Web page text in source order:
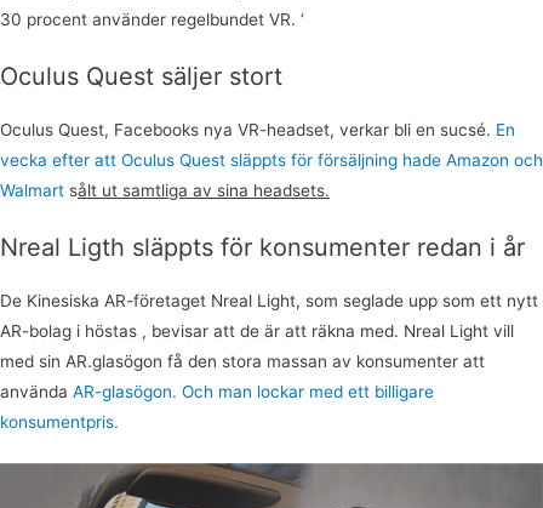
30 procent använder regelbundet VR. ‘
Oculus Quest säljer stort
Oculus Quest, Facebooks nya VR-headset, verkar bli en sucsé. En
vecka efter att Oculus Quest släppts för försäljning hade Amazon och
Walmart sålt ut samtliga av sina headsets.
Nreal Ligth släppts för konsumenter redan i år
De Kinesiska AR-företaget Nreal Light, som seglade upp som ett nytt
AR-bolag i höstas , bevisar att de är att räkna med. Nreal Light vill
med sin AR.glasögon få den stora massan av konsumenter att
använda AR-glasögon. Och man lockar med ett billigare
konsumentpris.